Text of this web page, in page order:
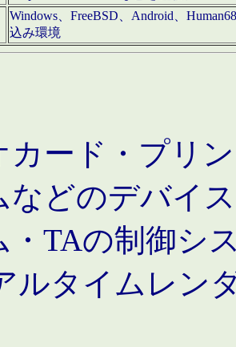
Windows、FreeBSD、Android、
込み環境
カード・プリ
などのデバイ
・TAの制御シ
ルタイムレン